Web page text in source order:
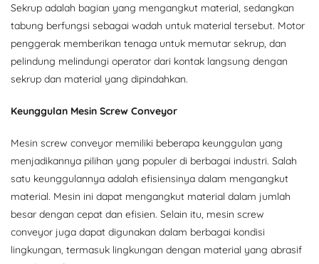
Sekrup adalah bagian yang mengangkut material, sedangkan
tabung berfungsi sebagai wadah untuk material tersebut. Motor
penggerak memberikan tenaga untuk memutar sekrup, dan
pelindung melindungi operator dari kontak langsung dengan
sekrup dan material yang dipindahkan.
Keunggulan Mesin Screw Conveyor
Mesin screw conveyor memiliki beberapa keunggulan yang
menjadikannya pilihan yang populer di berbagai industri. Salah
satu keunggulannya adalah efisiensinya dalam mengangkut
material. Mesin ini dapat mengangkut material dalam jumlah
besar dengan cepat dan efisien. Selain itu, mesin screw
conveyor juga dapat digunakan dalam berbagai kondisi
lingkungan, termasuk lingkungan dengan material yang abrasif